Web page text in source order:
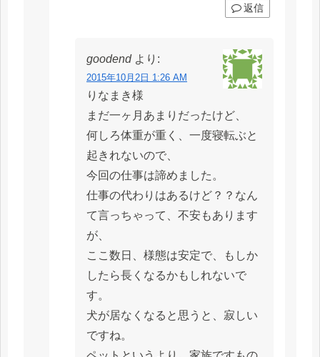
返信
goodend より:
2015年10月2日 1:26 AM
りなまき様
まだ一ヶ月あまりだったけど、
何しろ体重が重く、一度寝転ぶと
起きれないので、
今回の仕事は諦めました。
仕事の代わりはあるけど？？なん
て言っちゃって、不安もあります
が、
ここ数日、様態は安定で、もしか
したら長くなるかもしれないで
す。
犬が居なくなると思うと、寂しい
ですね。